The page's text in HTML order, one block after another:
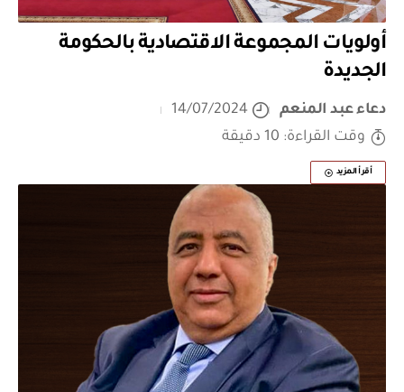
أولويات المجموعة الاقتصادية بالحكومة
الجديدة
دعاء عبد المنعم
14/07/2024
وقت القراءة: 10 دقيقة
أقرأ المزيد